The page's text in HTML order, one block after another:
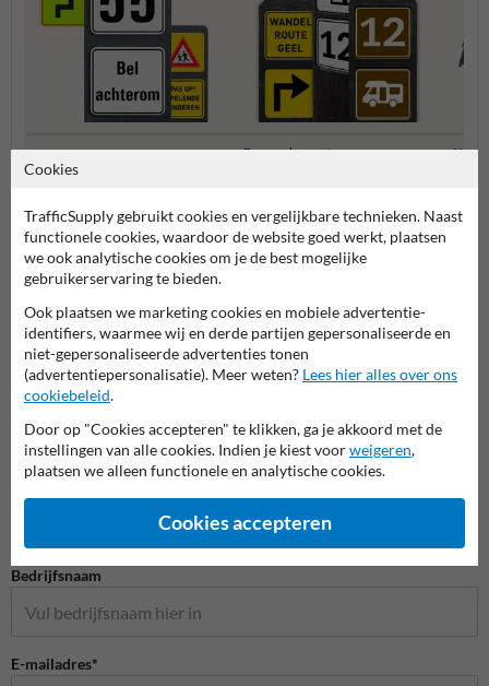
Combinatieborden
Bermpalen met
Bermpalen met informatiebordjes
Stel je vraag aan Huisnummerpaal.nl
Bedrijfsnaam
E-mailadres*
Cookies
TrafficSupply gebruikt cookies en vergelijkbare technieken. Naast
functionele cookies, waardoor de website goed werkt, plaatsen
we ook analytische cookies om je de best mogelijke
gebruikerservaring te bieden.
Ook plaatsen we marketing cookies en mobiele advertentie-
identifiers, waarmee wij en derde partijen gepersonaliseerde en
niet-gepersonaliseerde advertenties tonen
(advertentiepersonalisatie). Meer weten? Lees hier alles over ons
cookiebeleid.
Door op "Cookies accepteren" te klikken, ga je akkoord met de
instellingen van alle cookies. Indien je kiest voorweigeren,
plaatsen we alleen functionele en analytische cookies.
Cookies accepteren